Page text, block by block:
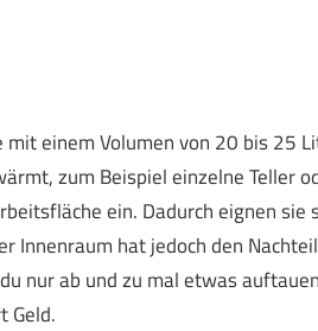
einem Volumen von 20 bis 25
zum Beispiel einzelne Teller
ein. Dadurch eignen sie
Innenraum hat jedoch den
nur ab und zu mal etwas
Geld.